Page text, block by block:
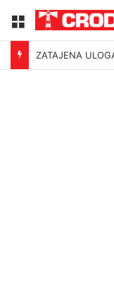
Menu
ZATAJENA